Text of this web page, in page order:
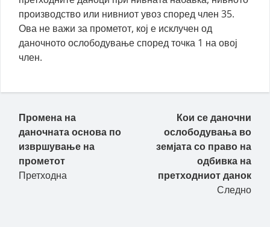
производство или нивниот увоз според член 35.
Ова не важи за прометот, кој е исклучен од
даночното ослободување според точка 1 на овој
член.
Пост навигација
Промена на
даночната основа по
извршување на
прометот
Претходна
Кои се даночни
ослободувања во
земјата со право на
одбивка на
претходниот данок
Следно